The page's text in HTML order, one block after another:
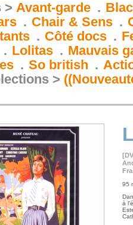
> Avant-garde .
. Chair & Sens .
. Côté docs .
. Lolitas . Mauvais
. So british .
>
95
à